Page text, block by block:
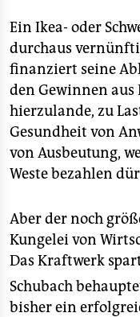
nord
wahrheit
verlag
verlag
veranstaltungen
fragen & hilfe
unterstützen
abo
Ein Ikea- oder
durchaus
finanziert seine
den Gewinnen
hierzulande, zu
Gesundheit von
von Ausbeutung,
Weste bezahlen
Aber der noch
Kungelei von
Das Kraftwerk
Schubach
bisher ein